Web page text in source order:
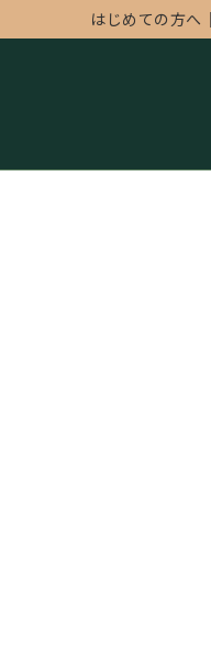
はじめての方へ